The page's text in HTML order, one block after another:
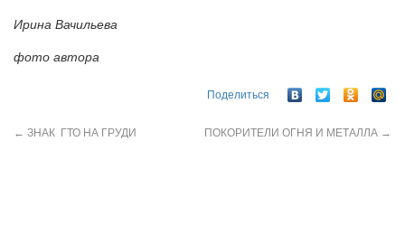
Ирина Вачильева
фото автора
Поделиться
← ЗНАК ГТО НА ГРУДИ ПОКОРИТЕЛИ ОГНЯ И МЕТАЛЛА →